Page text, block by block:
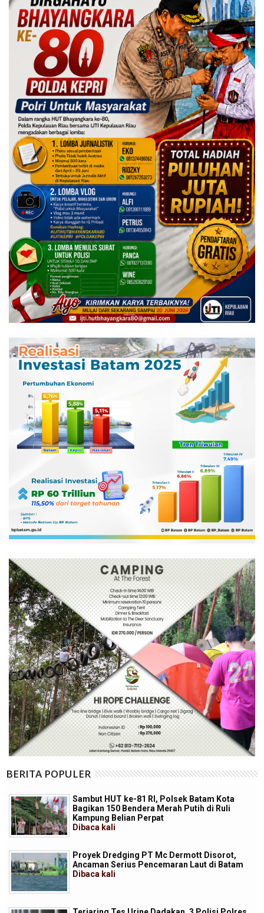
BERITA POPULER
Sambut HUT ke-81 RI, Polsek Batam Kota
Bagikan 150 Bendera Merah Putih di Ruli
Kampung Belian Perpat
Dibaca kali
Proyek Dredging PT Mc Dermott Disorot,
Ancaman Serius Pencemaran Laut di Batam
Dibaca kali